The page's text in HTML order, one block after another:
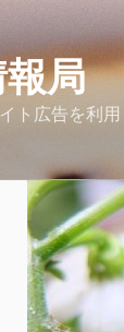
局
ト広告を利